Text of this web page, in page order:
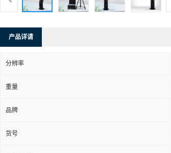
产品详请
分辨率
重量
品牌
货号